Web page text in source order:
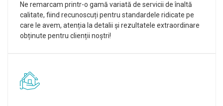
Ne remarcam printr-o gamă variată de servicii de înaltă
calitate, fiind recunoscuți pentru standardele ridicate pe
care le avem, atenția la detalii și rezultatele extraordinare
obținute pentru clienții noștri!